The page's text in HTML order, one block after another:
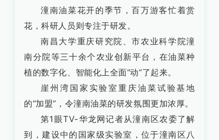
潼南油菜花开的季节，百万游客忙着赏
花，科研人员则专注于研发。
南昌大学重庆研究院、市农业科学院潼
南分院等三十余个农业创新平台，在油菜种
植的数字化、智能化上全面“动”了起来。
崖州湾国家实验室重庆油菜试验基地
的“加盟”，令潼南油菜的研发氛围更加浓厚。
第1眼TV-华龙网记者从潼南区农委了解
到，建设中的国家级实验室，位于潼南区八